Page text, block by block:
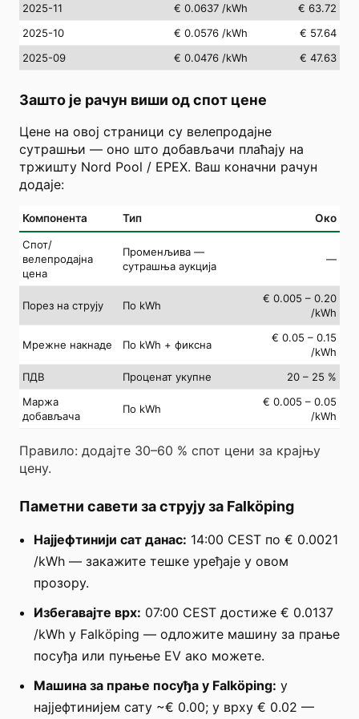
2025-11
€ 0.0637 /kWh
€ 63.72
2025-10
€ 0.0576 /kWh
€ 57.64
2025-09
€ 0.0476 /kWh € 47.63
Зашто је рачун виши од спот цене
Цене на овој страници су велепродајне
сутрашњи — оно што добављачи плаћају на
тржишту Nord Pool / EPEX. Ваш коначни рачун
додаје:
Компонента Тип Око
Спот/
велепродајна
цена
Променљива —
сутрашња аукција
—
Порез на струју По kWh
€ 0.005 – 0.20
/kWh
Мрежне накнаде По kWh + фиксна
€ 0.05 – 0.15
/kWh
ПДВ
Проценат укупне
20 – 25 %
Маржа
добављача
По kWh
€ 0.005 – 0.05
/kWh
Правило: додајте 30–60 % спот цени за крајњу
цену.
Паметни савети за струју за Falköping
Најјефтинији сат данас: 14:00 CEST по € 0.0021
/kWh — закажите тешке уређаје у овом
прозору.
Избегавајте врх: 07:00 CEST достиже € 0.0137
/kWh у Falköping — одложите машину за прање
посуђа или пуњење EV ако можете.
Машина за прање посуђа у Falköping: у
најјефтинијем сату ~€ 0.00; у врху € 0.02 —